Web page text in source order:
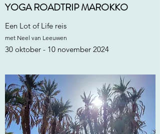
YOGA ROADTRIP MAROKKO
Een Lot of Life reis
met Neel van Leeuwen
30 oktober - 10 november 2024